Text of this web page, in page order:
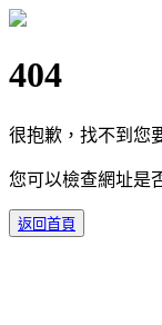
404
很抱歉，找不到您
您可以檢查網址是
返回首頁